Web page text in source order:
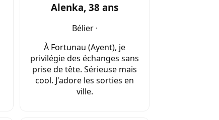
Alenka, 38 ans
Bélier ·
À Fortunau (Ayent), je
privilégie des échanges sans
prise de tête. Sérieuse mais
cool. J'adore les sorties en
ville.